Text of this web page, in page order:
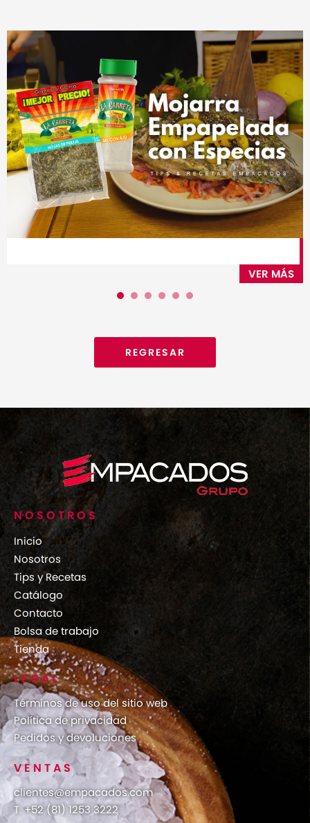
VER MÁS
REGRESAR
NOSOTROS
Inicio
Nosotros
Tips y Recetas
Catálogo
Contacto
Bolsa de trabajo
Tienda
LEGAL
Términos de uso del sitio web
Política de privacidad
Pedidos y devoluciones
VENTAS
clientes@empacados.com
T. +52 (81) 1253 3222